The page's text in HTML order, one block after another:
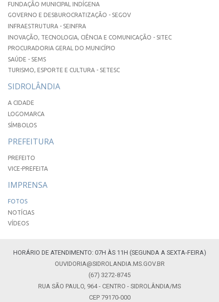
FUNDAÇÃO MUNICIPAL INDÍGENA
GOVERNO E DESBUROCRATIZAÇÃO - SEGOV
INFRAESTRUTURA - SEINFRA
INOVAÇÃO, TECNOLOGIA, CIÊNCIA E COMUNICAÇÃO - SITEC
PROCURADORIA GERAL DO MUNICÍPIO
SAÚDE - SEMS
TURISMO, ESPORTE E CULTURA - SETESC
SIDROLÂNDIA
A CIDADE
LOGOMARCA
SÍMBOLOS
PREFEITURA
PREFEITO
VICE-PREFEITA
IMPRENSA
FOTOS
NOTÍCIAS
VÍDEOS
HORÁRIO DE ATENDIMENTO: 07H ÀS 11H (SEGUNDA A SEXTA-FEIRA)
OUVIDORIA@SIDROLANDIA.MS.GOV.BR
(67) 3272-8745
RUA SÃO PAULO, 964 - CENTRO - SIDROLÂNDIA/MS
CEP 79170-000